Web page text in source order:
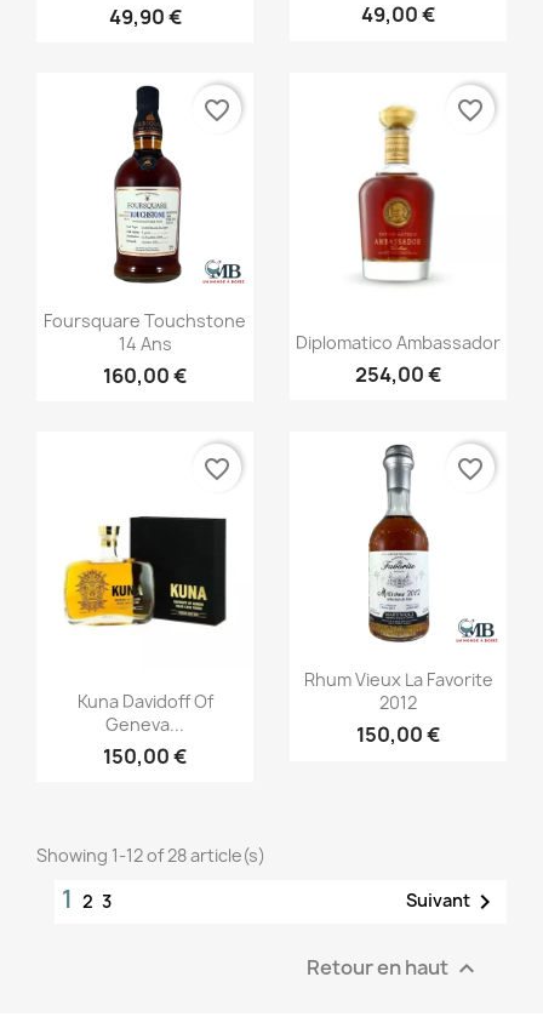
49,90 € 49,00 €
Aperçu rapide
Foursquare Touchstone
14 Ans
160,00 €
favorite_border
Aperçu rapide
Diplomatico Ambassador
254,00 €
favorite_border
Aperçu rapide
Kuna Davidoff Of
Geneva...
150,00 €
favorite_border
Aperçu rapide
Rhum Vieux La Favorite
2012
150,00 €
favorite_border
Showing 1-12 of 28 article(s)
1 2 3 Suivant 
Retour en haut 